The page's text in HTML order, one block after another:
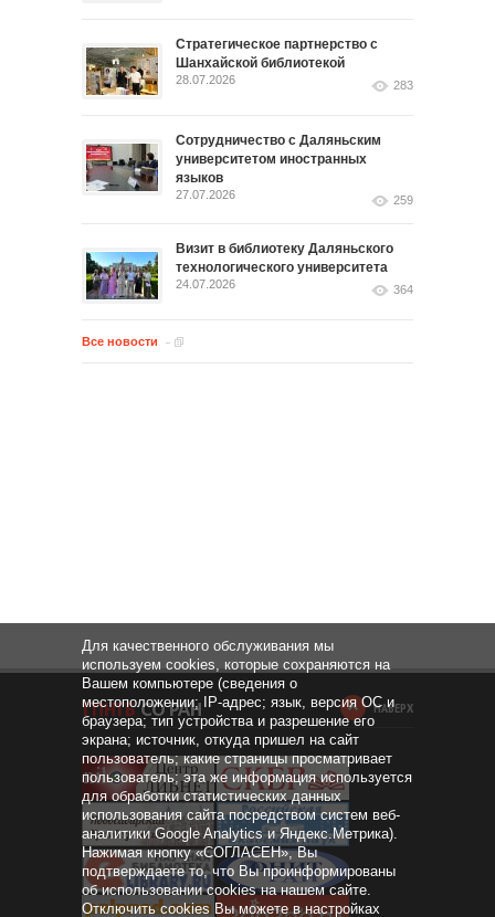
Стратегическое партнерство с
Шанхайской библиотекой
28.07.2026 283
Сотрудничество с Даляньским
университетом иностранных
языков
27.07.2026 259
Визит в библиотеку Даляньского
технологического университета
24.07.2026 364
Все новости
НАВЕРХ
Для качественного обслуживания мы
используем cookies, которые сохраняются на
Вашем компьютере (сведения о
местоположении; IP-адрес; язык, версия ОС и
браузера; тип устройства и разрешение его
экрана; источник, откуда пришел на сайт
пользователь; какие страницы просматривает
пользователь; эта же информация используется
для обработки статистических данных
использования сайта посредством систем веб-
аналитики Google Analytics и Яндекс.Метрика).
Нажимая кнопку «СОГЛАСЕН», Вы
подтверждаете то, что Вы проинформированы
об использовании cookies на нашем сайте.
Отключить cookies Вы можете в настройках